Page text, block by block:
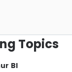
Topics
BI